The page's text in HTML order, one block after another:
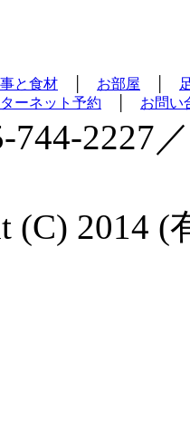
と食材 お部屋
ーネット予約 お問い
744-2227
(C) 2014 (